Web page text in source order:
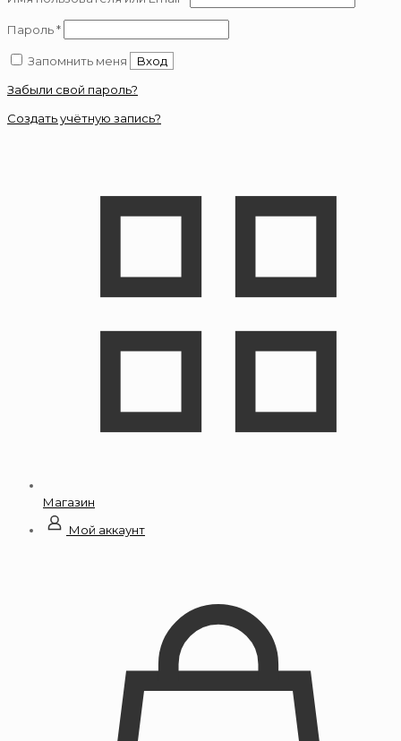
Пароль*Обязательно
Запомнить меня
Вход
Забыли свой пароль?
Создать учётную запись?
Магазин
Мой аккаунт